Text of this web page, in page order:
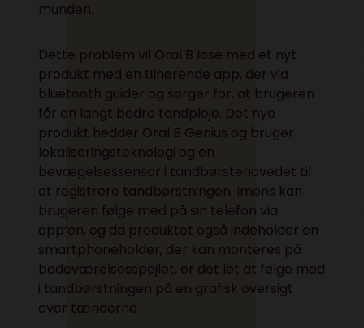
munden.
Dette problem vil Oral B løse med et nyt
produkt med en tilhørende app, der via
bluetooth guider og sørger for, at brugeren
får en langt bedre tandpleje. Det nye
produkt hedder Oral B Genius og bruger
lokaliseringsteknologi og en
bevægelsessensor i tandbørstehovedet til
at registrere tandbørstningen. Imens kan
brugeren følge med på sin telefon via
app’en, og da produktet også indeholder en
smartphoneholder, der kan monteres på
badeværelsesspejlet, er det let at følge med
i tandbørstningen på en grafisk oversigt
over tænderne.